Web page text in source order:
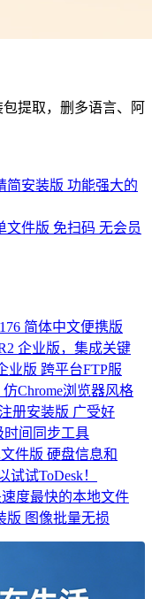
提取，删多语言、阿
简安装版 功能强大的
文件版 免扫码 无会员
简体中文便携版
企业版，集成关键
业版 跨平台FTP服
Chrome浏览器风格
册安装版 广受好
时间同步工具
件版 硬盘信息和
试ToDesk！
度最快的本地文件
版 图像批量无损